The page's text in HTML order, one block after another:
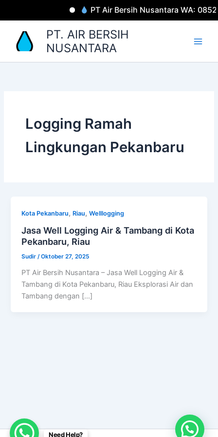
PT Air Bersih Nusantara WA:
PT. AIR BERSIH
NUSANTARA
Logging Ramah
Lingkungan Pekanbaru
Kota Pekanbaru, Riau,Welllogging
Jasa Well Logging Air & Tambang di Kota
Pekanbaru, Riau
Sudir /Oktober 27, 2025
PT Air Bersih Nusantara – Jasa Well Logging Air &
Tambang di Kota Pekanbaru, Riau Eksplorasi Air dan
Tambang dengan […]
Need Help?